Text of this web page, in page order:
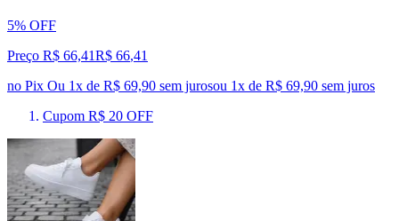
5% OFF
Preço R$ 66,41R$ 66,41
no Pix Ou 1x de R$ 69,90 sem jurosou 1x de R$ 69,90 sem juros
Cupom R$ 20 OFF